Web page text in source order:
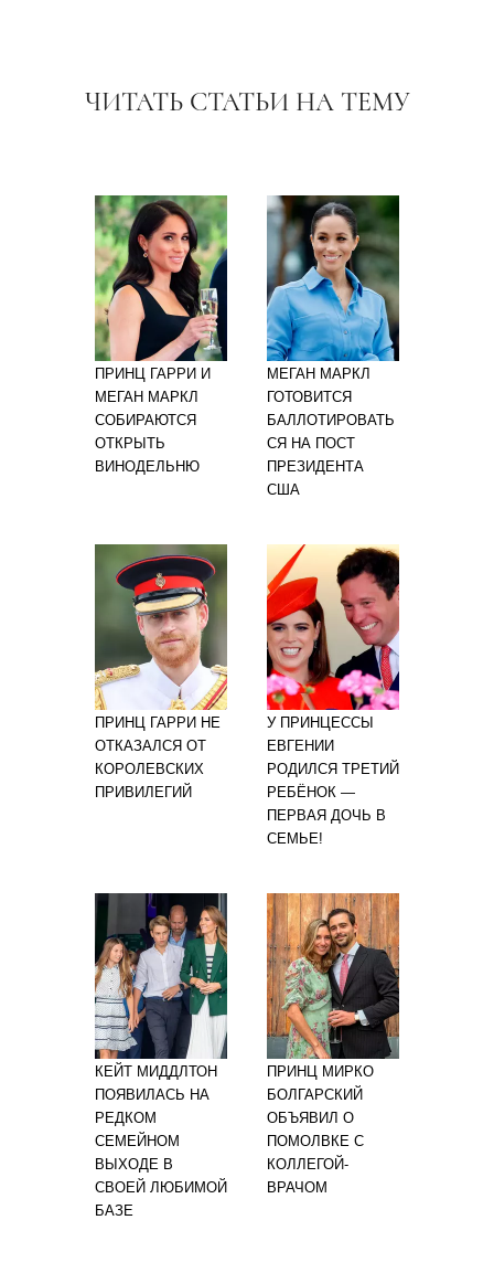
ЧИТАТЬ СТАТЬИ НА ТЕМУ
ПРИНЦ ГАРРИ И
МЕГАН МАРКЛ
СОБИРАЮТСЯ
ОТКРЫТЬ
ВИНОДЕЛЬНЮ
МЕГАН МАРКЛ
ГОТОВИТСЯ
БАЛЛОТИРОВАТЬ
СЯ НА ПОСТ
ПРЕЗИДЕНТА
США
ПРИНЦ ГАРРИ НЕ
ОТКАЗАЛСЯ ОТ
КОРОЛЕВСКИХ
ПРИВИЛЕГИЙ
У ПРИНЦЕССЫ
ЕВГЕНИИ
РОДИЛСЯ ТРЕТИЙ
РЕБЁНОК —
ПЕРВАЯ ДОЧЬ В
СЕМЬЕ!
КЕЙТ МИДДЛТОН
ПОЯВИЛАСЬ НА
РЕДКОМ
СЕМЕЙНОМ
ВЫХОДЕ В
СВОЕЙ ЛЮБИМОЙ
БАЗЕ
ПРИНЦ МИРКО
БОЛГАРСКИЙ
ОБЪЯВИЛ О
ПОМОЛВКЕ С
КОЛЛЕГОЙ-
ВРАЧОМ